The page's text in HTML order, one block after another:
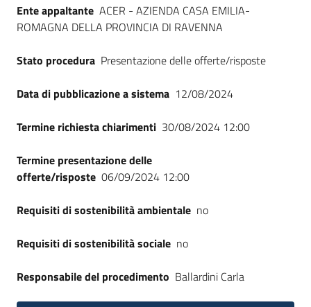
su
Ente appaltante ACER - AZIENDA CASA EMILIA-
ROMAGNA DELLA PROVINCIA DI RAVENNA
Stato procedura Presentazione delle offerte/risposte
Data di pubblicazione a sistema 12/08/2024
Termine richiesta chiarimenti 30/08/2024 12:00
Termine presentazione delle
offerte/risposte 06/09/2024 12:00
Requisiti di sostenibilità ambientale no
Requisiti di sostenibilità sociale no
Responsabile del procedimento Ballardini Carla